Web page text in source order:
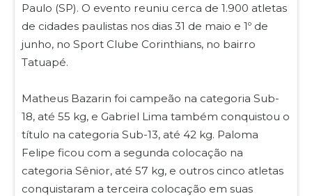
Paulo (SP). O evento reuniu cerca de 1.900 atletas
de cidades paulistas nos dias 31 de maio e 1º de
junho, no Sport Clube Corinthians, no bairro
Tatuapé.
Matheus Bazarin foi campeão na categoria Sub-
18, até 55 kg, e Gabriel Lima também conquistou o
título na categoria Sub-13, até 42 kg. Paloma
Felipe ficou com a segunda colocação na
categoria Sênior, até 57 kg, e outros cinco atletas
conquistaram a terceira colocação em suas